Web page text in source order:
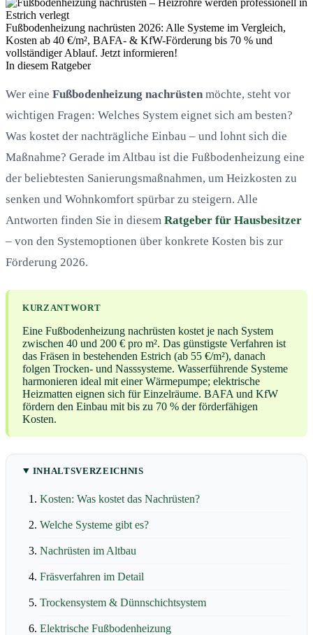
Fußbodenheizung nachrüsten 2026: Alle Systeme im Vergleich,
Kosten ab 40 €/m², BAFA- & KfW-Förderung bis 70 % und
vollständiger Ablauf. Jetzt informieren!
In diesem Ratgeber
Wer eine Fußbodenheizung nachrüsten möchte, steht vor
wichtigen Fragen: Welches System eignet sich am besten?
Was kostet der nachträgliche Einbau – und lohnt sich die
Maßnahme? Gerade im Altbau ist die Fußbodenheizung eine
der beliebtesten Sanierungsmaßnahmen, um Heizkosten zu
senken und Wohnkomfort spürbar zu steigern. Alle
Antworten finden Sie in diesem Ratgeber für Hausbesitzer
– von den Systemoptionen über konkrete Kosten bis zur
Förderung 2026.
KURZANTWORT
Eine Fußbodenheizung nachrüsten kostet je nach System
zwischen 40 und 200 € pro m². Das günstigste Verfahren ist
das Fräsen in bestehenden Estrich (ab 55 €/m²), danach
folgen Trocken- und Nasssysteme. Wasserführende Systeme
harmonieren ideal mit einer Wärmepumpe; elektrische
Heizmatten eignen sich für Einzelräume. BAFA und KfW
fördern den Einbau mit bis zu 70 % der förderfähigen
Kosten.
INHALTSVERZEICHNIS
Kosten: Was kostet das Nachrüsten?
Welche Systeme gibt es?
Nachrüsten im Altbau
Fräsverfahren im Detail
Trockensystem & Dünnschichtsystem
Elektrische Fußbodenheizung